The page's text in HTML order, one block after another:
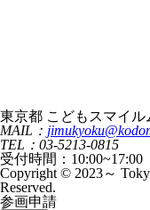
東京都 こどもスマイ
MAIL：
TEL：03-5213-0815
受付時間：
Copyright © 2023～
Reserved.
参画申請